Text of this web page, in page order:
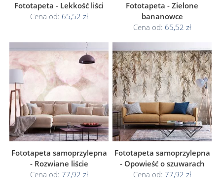
Fototapeta - Lekkość liści
Cena od: 65,52 zł
Fototapeta - Zielone
bananowce
Cena od: 65,52 zł
Fototapeta samoprzylepna
- Rozwiane liście
Cena od: 77,92 zł
Fototapeta samoprzylepna
- Opowieść o szuwarach
Cena od: 77,92 zł